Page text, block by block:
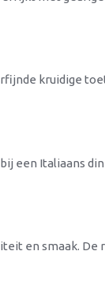
kruidige
een Italiaans
en smaak. De